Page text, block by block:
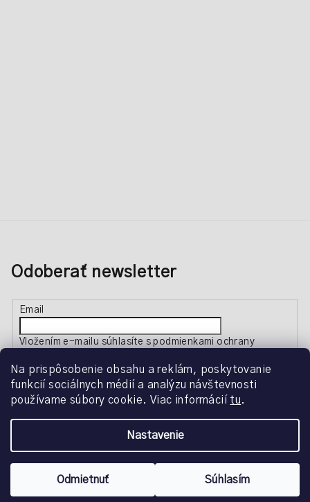
Na prispôsobenie obsahu a reklám, poskytovanie
funkcií sociálnych médií a analýzu návštevnosti
používame súbory cookie. Viac informácií tu.
Nastavenie
Odmietnuť Súhlasím
Odoberať newsletter
Email
Vložením e-mailu súhlasíte spodmienkami ochrany
Prihlásiť sa
Copyright 2026Creative Beauty. Všetky práva vyhradené.
Upraviť nastavenie cookies
Vytvoril Shoptet